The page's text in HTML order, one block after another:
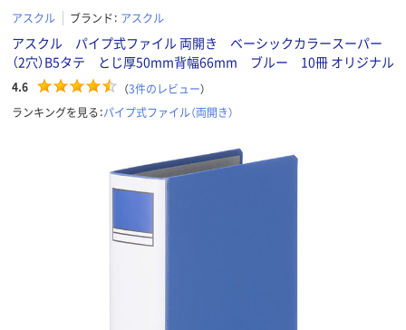
アスクル ブランド： アスクル
アスクル パイプ式ファイル 両開き ベーシックカラースーパー
（2穴）B5タテ とじ厚50mm背幅66mm ブルー 10冊 オリジナル
4.6 （3件のレビュー）
ランキングを見る：パイプ式ファイル（両開き）